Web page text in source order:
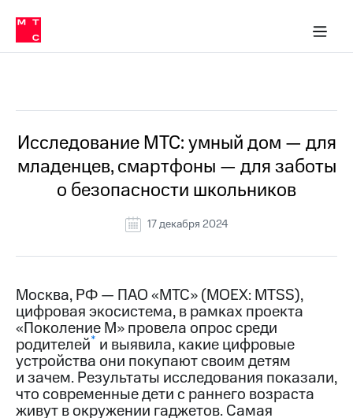
Медиа-центр
и акционерам
Устойчивое развитие
Комплаенс и деловая этика
компании
Карьера
История
компании
Руководство
информация
Контакты
Медиа-центр
Пресс-
релизы
МТС
о технологиях
в МТС
Пресс-
релизы
МТС
о технологиях
Исследование МТС: умный дом — для
младенцев, смартфоны — для заботы
о безопасности школьников
17 декабря 2024
Москва, РФ — ПАО «МТС» (MOEX: MTSS),
цифровая экосистема, в рамках проекта
«Поколение М» провела опрос среди
родителей* и выявила, какие цифровые
устройства они покупают своим детям
и зачем. Результаты исследования показали,
что современные дети с раннего возраста
живут в окружении гаджетов. Самая